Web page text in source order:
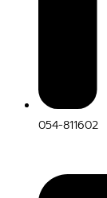
054-811602